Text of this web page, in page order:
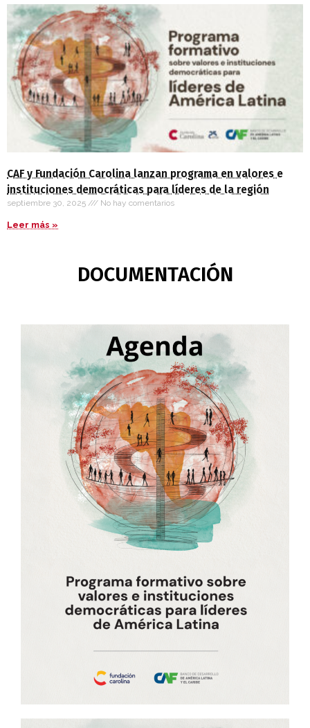
CAF y Fundación Carolina lanzan programa en valores e
instituciones democráticas para líderes de la región
septiembre 30, 2025 No hay comentarios
Leer más »
DOCUMENTACIÓN